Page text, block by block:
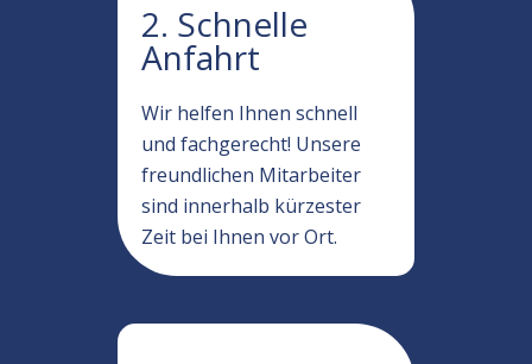
2. Schnelle
Anfahrt
Wir helfen Ihnen schnell
und fachgerecht! Unsere
freundlichen Mitarbeiter
sind innerhalb kürzester
Zeit bei Ihnen vor Ort.